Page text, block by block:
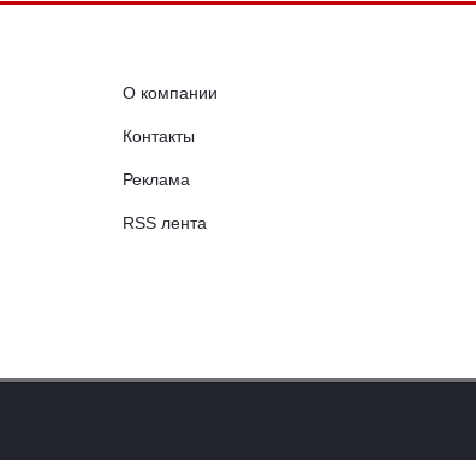
О компании
Контакты
Реклама
RSS лента